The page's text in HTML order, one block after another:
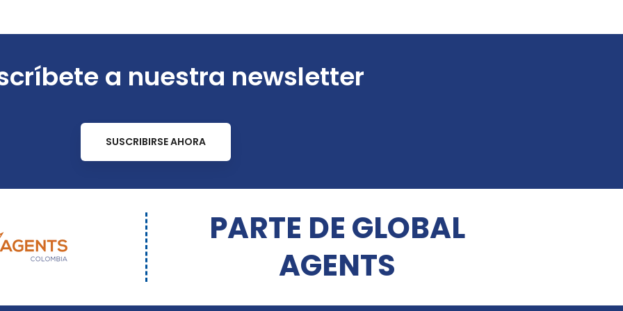
a nuestra newsletter
SUSCRIBIRSE AHORA
PARTE DE GLOBAL
AGENTS